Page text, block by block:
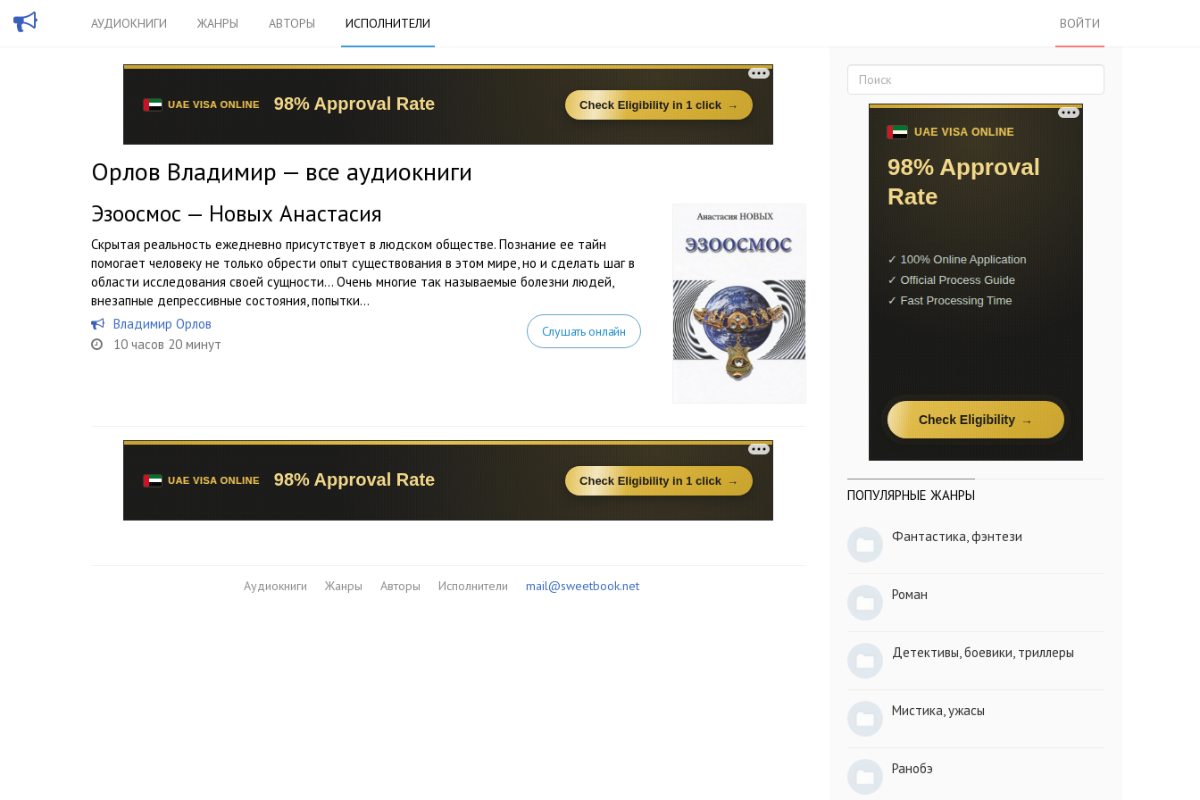
АУДИОКНИГИ ЖАНРЫ АВТОРЫ ИСПОЛНИТЕЛИ ВОЙТИ
Орлов Владимир — все аудиокниги
Эзоосмос — Новых Анастасия
Скрытая реальность ежедневно присутствует в людском обществе. Познание ее тайн
помогает человеку не только обрести опыт существования в этом мире, но и сделать шаг в
области исследования своей сущности… Очень многие так называемые болезни людей,
внезапные депрессивные состояния, попытки...
Владимир Орлов
10 часов 20 минут
Слушать онлайн
Аудиокниги Жанры Авторы Исполнители mail@sweetbook.net
ПОПУЛЯРНЫЕ ЖАНРЫ
Фантастика, фэнтези
Роман
Детективы, боевики, триллеры
Мистика, ужасы
Ранобэ